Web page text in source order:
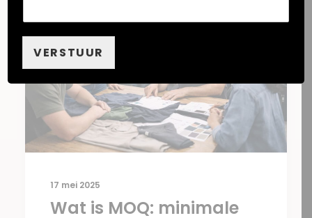
17 mei 2025
Wat is MOQ: minimale
VERSTUUR